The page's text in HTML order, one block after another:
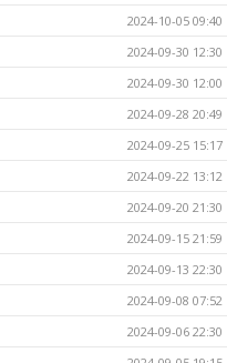
2024-10-05 09:40
2024-09-30 12:30
2024-09-30 12:00
2024-09-28 20:49
2024-09-25 15:17
2024-09-22 13:12
2024-09-20 21:30
2024-09-15 21:59
2024-09-13 22:30
2024-09-08 07:52
2024-09-06 22:30